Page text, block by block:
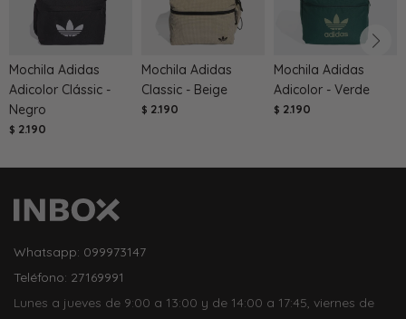
Mochila Adidas
Adicolor Clássic -
Negro
$ 2.190
Mochila Adidas
Classic - Beige
$ 2.190
Mochila Adidas
Adicolor - Verde
$ 2.190
Whatsapp: 099973147
Teléfono: 27169991
Lunes a jueves de 9:00 a 13:00 y de 14:00 a 17:45, viernes de